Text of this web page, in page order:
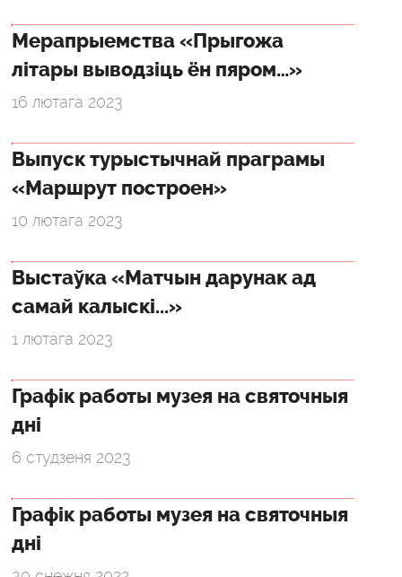
Мерапрыемства «Прыгожа
літары выводзіць ён пяром…»
16 лютага 2023
Выпуск турыстычнай праграмы
«Маршрут построен»
10 лютага 2023
Выстаўка «Матчын дарунак ад
самай калыскі...»
1 лютага 2023
Графік работы музея на святочныя
дні
6 студзеня 2023
Графік работы музея на святочныя
дні